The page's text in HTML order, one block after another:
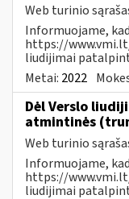
Web turinio
Informuojame,
https://
liudijimai
Metai: 2022
Dėl Verslo
atmintinės
Web turinio
Informuojame,
https://
liudijimai